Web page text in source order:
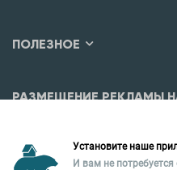
ПОЛЕЗНОЕ
РАЗМЕЩЕНИЕ РЕКЛАМЫ
Уральская палата
Установите наше
И вам не